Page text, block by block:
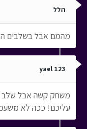
הלל
מהמם אבל בשלבים
yael 123
עליכם! ככה לא